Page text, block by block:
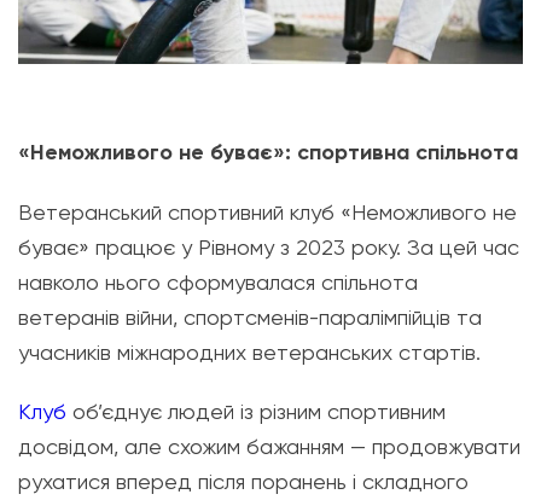
«Неможливого не буває»: спортивна спільнота
Ветеранський спортивний клуб «Неможливого не
буває» працює у Рівному з 2023 року. За цей час
навколо нього сформувалася спільнота
ветеранів війни, спортсменів-паралімпійців та
учасників міжнародних ветеранських стартів.
Клуб об’єднує людей із різним спортивним
досвідом, але схожим бажанням — продовжувати
рухатися вперед після поранень і складного